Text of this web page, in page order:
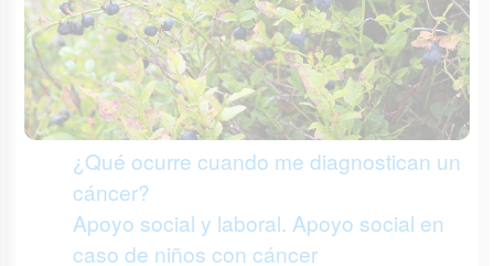
¿Qué ocurre cuando me diagnostican un
cáncer?
Apoyo social y laboral. Apoyo social en
caso de niños con cáncer